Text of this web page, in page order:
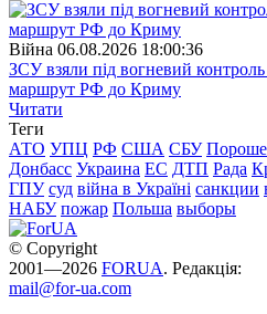
Війна 06.08.2026 18:00:36
ЗСУ взяли під вогневий
маршрут РФ до Криму
Читати
Теги
АТО УПЦ РФ США СБУ
Донбасс Украина ЕС ДТП Рада
ГПУ суд війна в Україні санкции
НАБУ пожар Польша выборы
© Copyright
2001—2026 FORUA. Редакція:
mail@for-ua.com